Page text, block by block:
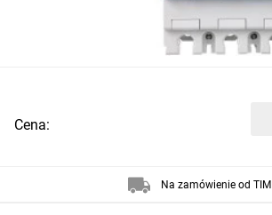
Cena:
Na zamówienie od TIM